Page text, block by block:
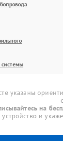
указаны
на
и